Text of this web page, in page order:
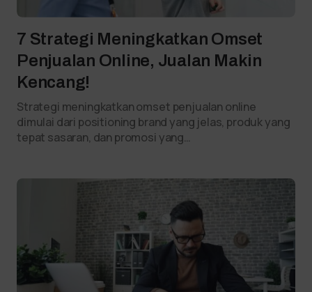
7 Strategi Meningkatkan Omset
Penjualan Online, Jualan Makin
Kencang!
Strategi meningkatkan omset penjualan online
dimulai dari positioning brand yang jelas, produk yang
tepat sasaran, dan promosi yang…